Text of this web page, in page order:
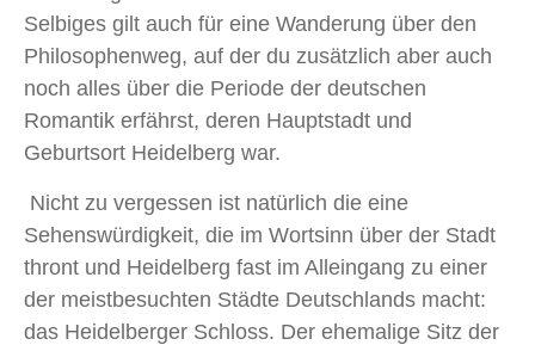
Selbiges gilt auch für eine Wanderung über den
Philosophenweg, auf der du zusätzlich aber auch
noch alles über die Periode der deutschen
Romantik erfährst, deren Hauptstadt und
Geburtsort Heidelberg war.
Nicht zu vergessen ist natürlich die eine
Sehenswürdigkeit, die im Wortsinn über der Stadt
thront und Heidelberg fast im Alleingang zu einer
der meistbesuchten Städte Deutschlands macht:
das Heidelberger Schloss. Der ehemalige Sitz der